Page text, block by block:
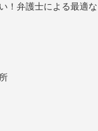
！弁護士による最適な